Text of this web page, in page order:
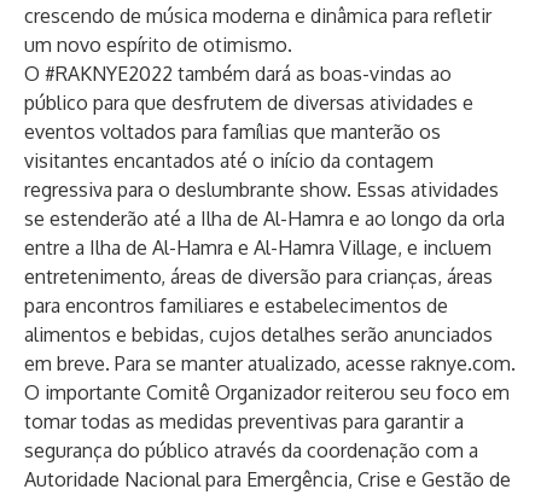
crescendo de música moderna e dinâmica para refletir
um novo espírito de otimismo.
O #RAKNYE2022 também dará as boas-vindas ao
público para que desfrutem de diversas atividades e
eventos voltados para famílias que manterão os
visitantes encantados até o início da contagem
regressiva para o deslumbrante show. Essas atividades
se estenderão até a Ilha de Al-Hamra e ao longo da orla
entre a Ilha de Al-Hamra e Al-Hamra Village, e incluem
entretenimento, áreas de diversão para crianças, áreas
para encontros familiares e estabelecimentos de
alimentos e bebidas, cujos detalhes serão anunciados
em breve. Para se manter atualizado, acesse raknye.com.
O importante Comitê Organizador reiterou seu foco em
tomar todas as medidas preventivas para garantir a
segurança do público através da coordenação com a
Autoridade Nacional para Emergência, Crise e Gestão de